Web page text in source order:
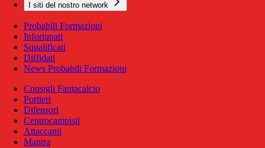
I siti del nostro network
Probabili Formazioni
Infortunati
Squalificati
Diffidati
News Probabili Formazioni
Consigli Fantacalcio
Portieri
Difensori
Centrocampisti
Attaccanti
Mantra